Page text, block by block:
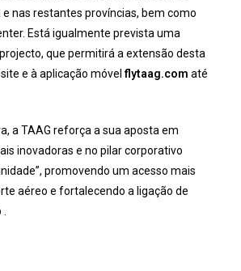
e nas restantes províncias, bem como
Está igualmente prevista uma
que permitirá a extensão desta
e à aplicação móvelflytaag.com até
a TAAG reforça a sua aposta em
inovadoras e no pilar corporativo
promovendo um acesso mais
aéreo e fortalecendo a ligação de